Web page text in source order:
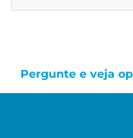
Pergunte e veja